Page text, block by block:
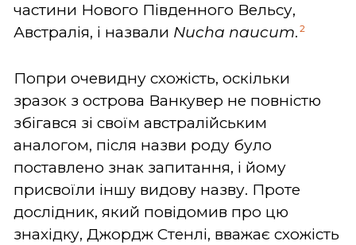
частини Нового Південного Вельсу,
Австралія, і назвали Nucha naucum. 2
Попри очевидну схожість, оскільки
зразок з острова Ванкувер не повністю
збігався зі своїм австралійським
аналогом, після назви роду було
поставлено знак запитання, і йому
присвоїли іншу видову назву. Проте
дослідник, який повідомив про цю
знахідку, Джордж Стенлі, вважає схожість